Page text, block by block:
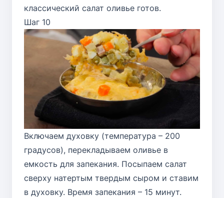
классический салат оливье готов.
Шаг 10
Включаем духовку (температура – 200
градусов), перекладываем оливье в
емкость для запекания. Посыпаем салат
сверху натертым твердым сыром и ставим
в духовку. Время запекания – 15 минут.